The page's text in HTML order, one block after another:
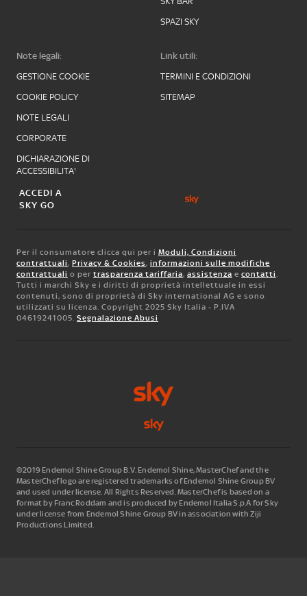
SPAZI SKY
Note legali:
GESTIONE COOKIE
COOKIE POLICY
NOTE LEGALI
CORPORATE
DICHIARAZIONE DI
ACCESSIBILITA'
Link utili:
TERMINI E CONDIZIONI
SITEMAP
ACCEDI A
SKY GO
Per il consumatore clicca qui per i Moduli, Condizioni
contrattuali , Privacy & Cookies, informazioni sulle modifiche
contrattuali o per trasparenza tariffaria, assistenza e contatti
Tutti i marchi Sky e i diritti di proprietà intellettuale in essi
contenuti, sono di proprietà di Sky international AG e sono
utilizzati su licenza. Copyright 2025 Sky Italia - P.IVA
04619241005. Segnalazione Abusi
©2019 Endemol Shine Group B.V. Endemol Shine, MasterChef and the
MasterChef logo are registered trademarks of Endemol Shine Group BV
and used under license. All Rights Reserved. MasterChef is based on a
format by Franc Roddam and is produced by Endemol Italia S.p.A for Sky
under license from Endemol Shine Group BV in association with Ziji
Productions Limited.